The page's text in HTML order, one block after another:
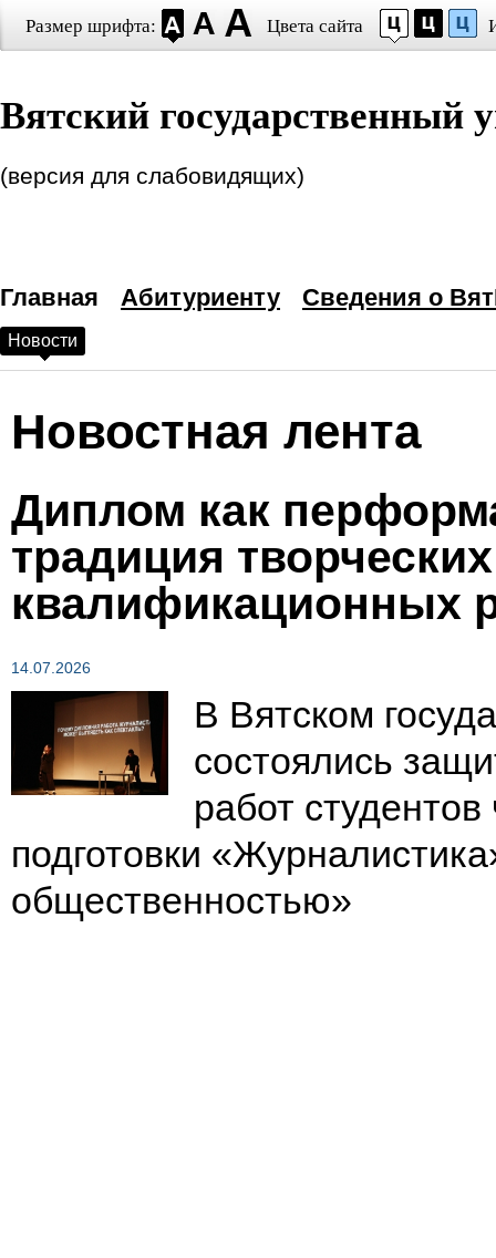
Размер шрифта: Цвета сайта
Выберите шрифт Arial Times New Roman
Интервал между буквами(Кернинг)
— Черным по белому
Белым по черному
Коричневым по бежевому
Зеленым по темно-коричневому
Вернуть
Вятский государственный
(версия для слабовидящих)
Главная Абитуриенту Сведения о
Новости
Новостная лента
Диплом как
традиция
квалификационных
14.07.2026
В Вятском
состоялись
работ
подготовки
общественностью»